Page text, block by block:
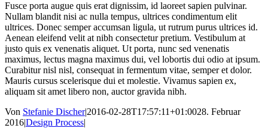
Fusce porta augue quis erat dignissim, id laoreet sapien pulvinar.
Nullam blandit nisi ac nulla tempus, ultrices condimentum elit
ultrices. Donec semper accumsan ligula, ut rutrum purus ultrices id.
Aenean eleifend velit at nibh consectetur pretium. Vestibulum at
justo quis ex venenatis aliquet. Ut porta, nunc sed venenatis
maximus, lectus magna maximus dui, vel lobortis dui odio at ipsum.
Curabitur nisl nisl, consequat in fermentum vitae, semper et dolor.
Mauris cursus scelerisque dui et molestie. Vivamus sapien ex,
aliquam sit amet libero non, auctor gravida nibh.
Von Stefanie Discher|2016-02-28T17:57:11+01:0028. Februar
2016|Design Process|